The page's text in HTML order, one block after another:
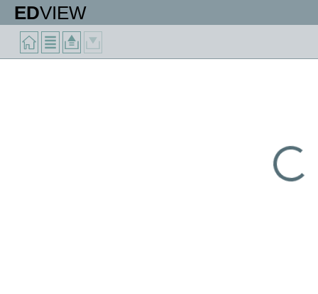
EDVIEW